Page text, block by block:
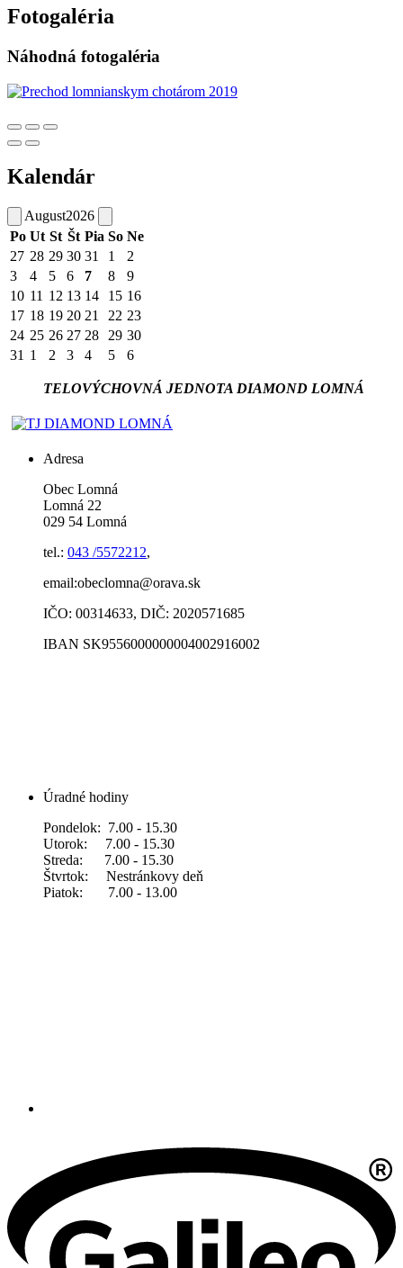
Fotogaléria
Náhodná fotogaléria
Kalendár
August2026
Po Ut St Št Pia So Ne
27 28 29 30 31 1
2
3
4 5 6 7 8
9
10 11 12 13 14 15 16
17 18 19 20 21 22 23
24 25 26 27 28 29 30
31 1 2 3 4 5 6
TELOVÝCHOVNÁ JEDNOTA DIAMOND LOMNÁ
Adresa
Obec Lomná
Lomná 22
029 54 Lomná
tel.: 043 /5572212,
email:obeclomna@orava.sk
IČO: 00314633, DIČ: 2020571685
IBAN SK9556000000004002916002
Úradné hodiny
Pondelok: 7.00 - 15.30
Utorok: 7.00 - 15.30
Streda: 7.00 - 15.30
Štvrtok: Nestránkovy deň
Piatok: 7.00 - 13.00